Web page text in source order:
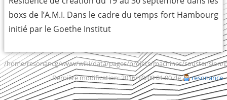
boxs de l’A.M.I. Dans le cadre du temps fort Hambourg
initié par le Goethe Institut
/home/resonancg/www/wiki/data/pages/projets/machines/soustension/
· Dernière modification: 2016/10/09 01:00 de
resonance